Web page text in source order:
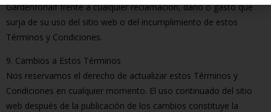
Gárdenforláif frente a cualquier reclamación, daño o gasto que
surja de su uso del sitio web o del incumplimiento de estos
Términos y Condiciones.
9. Cambios a Estos Términos
Nos reservamos el derecho de actualizar estos Términos y
Condiciones en cualquier momento. El uso continuado del sitio
web después de la publicación de los cambios constituye la